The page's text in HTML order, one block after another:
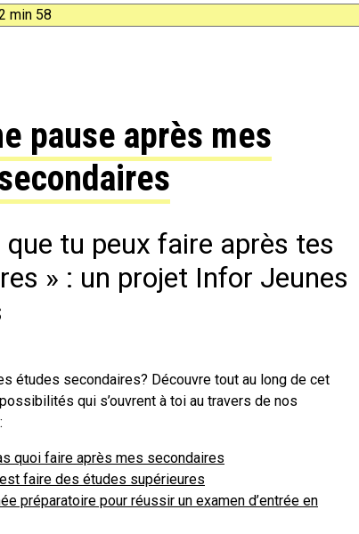
min 58
pause après mes
que tu peux faire après tes
» : un projet Infor Jeunes
études secondaires? Découvre tout au long de cet
qui s’ouvrent à toi au travers de nos
quoi faire après mes secondaires
faire des études supérieures
préparatoire pour réussir un examen d’entrée en